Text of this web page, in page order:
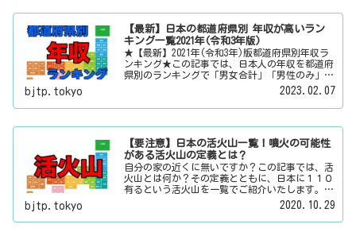
しています。
【最新】日本の都道府県別 年収が高いラン
キング一覧2021年(令和3年版)
★【最新】2021年(令和3年)版都道府県別年収ラ
ンキング★この記事では、日本人の年収を都道府
県別のランキングで「男女合計」「男性のみ」
「女性のみ」の３パターンでご紹介いたします。
また、月給と賞与（ボーナス）、平均年齢と平均
の勤続年数についても表示しています。
bjtp.tokyo 2023.02.07
【要注意】日本の活火山一覧！噴火の可能性
がある活火山の定義とは？
自分の家の近くに無いですか？この記事では、活
火山とは何か？その定義とともに、日本に１１０
有るという活火山を一覧でご紹介いたします。そ
の他にも、大日本観光新聞では、方言・お土産・
名物・観光スポット・デートスポット・パワース
ポット・心霊スポットなどの各都道府県の観光情
bjtp.tokyo 2020.10.29